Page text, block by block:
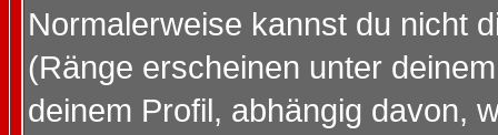
Normalerweise kannst du nicht
(Ränge erscheinen unter
deinem Profil, abhängig davon,